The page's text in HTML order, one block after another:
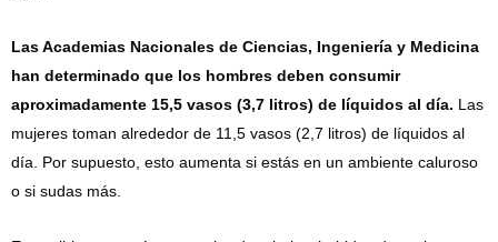
Las Academias Nacionales de Ciencias, Ingeniería y Medicina
han determinado que los hombres deben consumir
aproximadamente 15,5 vasos (3,7 litros) de líquidos al día. Las
mujeres toman alrededor de 11,5 vasos (2,7 litros) de líquidos al
día. Por supuesto, esto aumenta si estás en un ambiente caluroso
o si sudas más.